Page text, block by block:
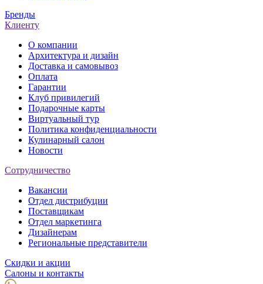
Бренды
Клиенту
О компании
Архитектура и дизайн
Доставка и самовывоз
Оплата
Гарантии
Клуб привилегий
Подарочные карты
Виртуальный тур
Политика конфиденциальности
Кулинарный салон
Новости
Сотрудничество
Вакансии
Отдел дистрибуции
Поставщикам
Отдел маркетинга
Дизайнерам
Региональные представители
Скидки и акции
Салоны и контакты